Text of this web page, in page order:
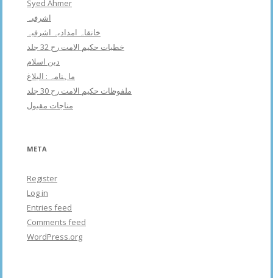
Syed Ahmer
اشرفبہ
خانقاہ امدادیہ اشرفیہ
خطبات حکیم الامت رح 32 جلد
دین اسلام
ماہنامہ : البلاغ
ملفوظات حکیم الامت رح 30 جلد
مناجات مقبول
META
Register
Log in
Entries feed
Comments feed
WordPress.org